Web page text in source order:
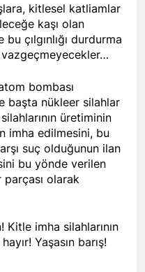
“Ortadoğu,
ve Yeni Dönem
üzerine bir
verdi.
pm üyesi
Sarı, 06.04.2025
Almanya’nın
kentinde de
Kürtler ve Yeni
üzerine
serisine devam
davet edildi.
Ago
PAR Mardin ili
ilçe kongresi
kendi ulusal
etrafında
tarihinde Ankara
toplanarak
konuları
coşkulu bir
kutladı
kitlesel katliamlar
kaşı olan
çılgınlığı durdurma
bombası
başta nükleer silahlar
üretiminin
imha edilmesini, bu
suç olduğunun ilan
bu yönde verilen
parçası olarak
imha silahlarının
Yaşasın barış!